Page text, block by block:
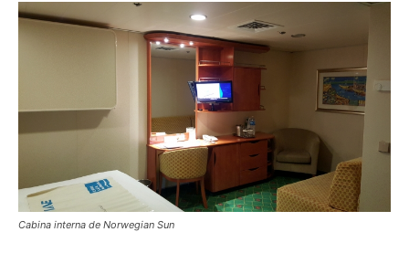
Cabina interna de Norwegian Sun